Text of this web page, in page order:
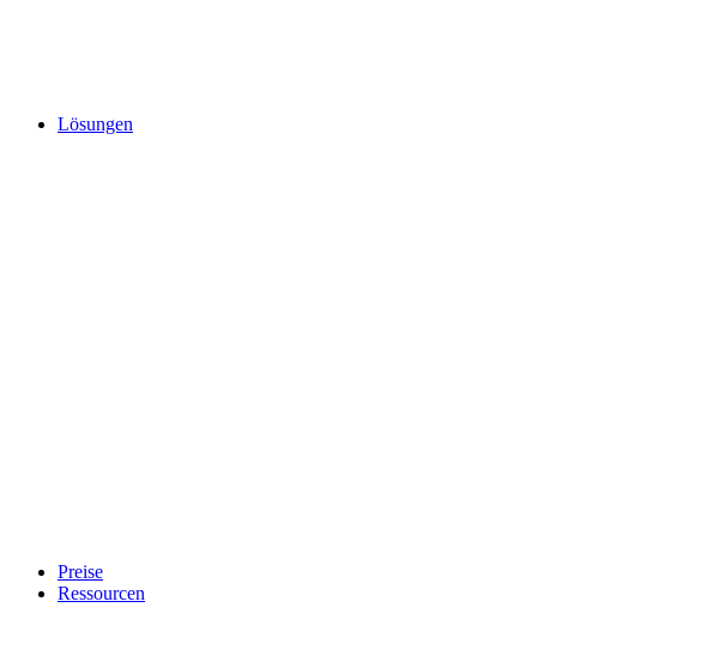
Lösungen
Preise
Ressourcen